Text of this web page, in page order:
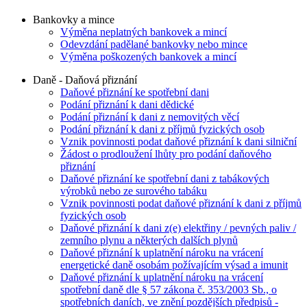
Bankovky a mince
Výměna neplatných bankovek a mincí
Odevzdání padělané bankovky nebo mince
Výměna poškozených bankovek a mincí
Daně - Daňová přiznání
Daňové přiznání ke spotřební dani
Podání přiznání k dani dědické
Podání přiznání k dani z nemovitých věcí
Podání přiznání k dani z příjmů fyzických osob
Vznik povinnosti podat daňové přiznání k dani silniční
Žádost o prodloužení lhůty pro podání daňového
přiznání
Daňové přiznání ke spotřební dani z tabákových
výrobků nebo ze surového tabáku
Vznik povinnosti podat daňové přiznání k dani z příjmů
fyzických osob
Daňové přiznání k dani z(e) elektřiny / pevných paliv /
zemního plynu a některých dalších plynů
Daňové přiznání k uplatnění nároku na vrácení
energetické daně osobám požívajícím výsad a imunit
Daňové přiznání k uplatnění nároku na vrácení
spotřební daně dle § 57 zákona č. 353/2003 Sb., o
spotřebních daních, ve znění pozdějších předpisů -